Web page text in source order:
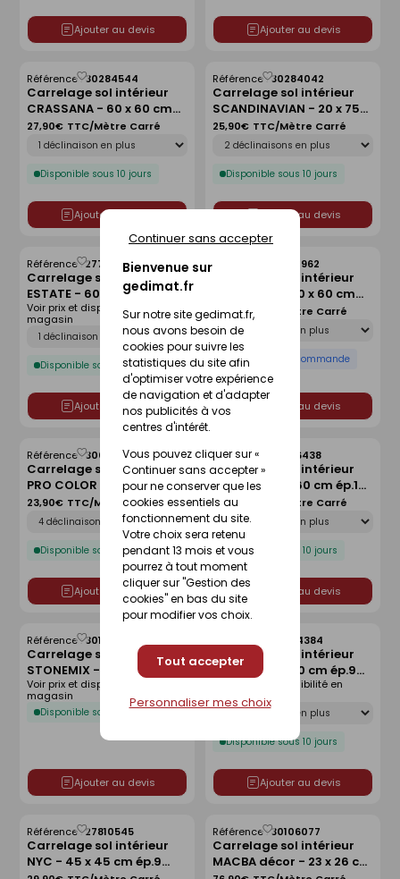
Bienvenue sur
gedimat.fr
Sur notre site gedimat.fr,
nous avons besoin de
cookies pour suivre les
statistiques du site afin
d'optimiser votre expérience
de navigation et d'adapter
nos publicités à vos
centres d'intérêt.
Vous pouvez cliquer sur «
Continuer sans accepter »
pour ne conserver que les
cookies essentiels au
fonctionnement du site.
Votre choix sera retenu
pendant 13 mois et vous
pourrez à tout moment
cliquer sur "Gestion des
cookies" en bas du site
pour modifier vos choix.
Tout accepter
Continuer sans accepter
Personnaliser mes choix
Ajouter au devis Ajouter au devis
Carrelage sol intérieur
CRASSANA - 60 x 60 cm
ép.9,5 mm - grey
Référence :30284544
Disponible sous 10 jours
27,90€ TTC/Mètre Carré
Ajouter au devis
Enregistrer
comme
liste
Carrelage sol intérieur
SCANDINAVIAN - 20 x 75
cm ép.8,3 mm - natural
Référence :30284042
Disponible sous 10 jours
25,90€ TTC/Mètre Carré
Ajouter au devis
Enregistrer
comme
liste
Carrelage sol intérieur
ESTATE - 60 x 60 cm ép.10
mm - taupe
Référence :27796870
Déclinaison
Disponible sous 10 jours
Voir prix et disponibilité en
magasin
Ajouter au devis
Enregistrer
comme
liste
Carrelage sol intérieur
THE ROOM - 60 x 60 cm
ép.6,5 mm - cremo
delicato
30170962
Déclinaison
Disponible sur commande
49,90€ TTC/Mètre Carré
Ajouter au devis
Enregistrer
comme
Carrelage sol intérieur
PRO COLOR - 20 x 20 cm
ép.6 mm - pool blue
Référence :30065742
Disponible sous 10 jours
23,90€ TTC/Mètre Carré
Ajouter au devis
Enregistrer
comme
liste
Carrelage sol intérieur
AZUMA - 60 x 60 cm ép.10
mm - nero
Référence : 29376438
Déclinaison
Disponible sous 10 jours
42,90€ TTC/Mètre Carré
Ajouter au devis
Enregistrer
comme
Carrelage sol intérieur
STONEMIX - 30 x 60 cm
ép.9 mm - grey
Référence :30161671
Disponible sous 10 jours
Voir prix et disponibilité en
magasin
Ajouter au devis
Enregistrer
comme
liste
Carrelage sol intérieur
DORIA - 20 x 20 cm ép.9
30284384
Déclinaison
Disponible sous 10 jours
Voir prix et disponibilité en
magasin
Ajouter au devis
Enregistrer
comme
Carrelage sol intérieur
NYC - 45 x 45 cm ép.9
Référence :27810545
Enregistrer
comme
liste
Carrelage sol intérieur
MACBA décor - 23 x 26 cm
Référence :30106077
Enregistrer
comme
liste